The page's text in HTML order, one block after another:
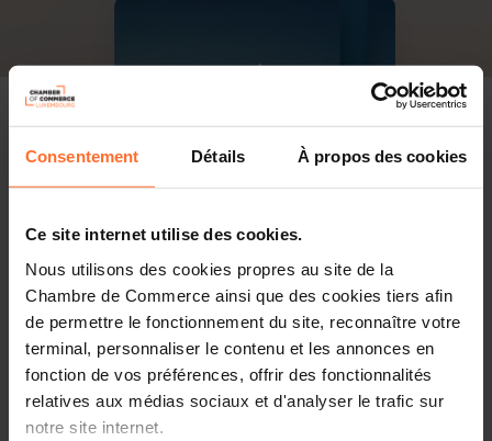
Consentement Détails À propos des cookies
Ce site internet utilise des cookies.
Nous utilisons des cookies propres au site de la
Chambre de Commerce ainsi que des cookies tiers afin
de permettre le fonctionnement du site, reconnaître votre
terminal, personnaliser le contenu et les annonces en
fonction de vos préférences, offrir des fonctionnalités
relatives aux médias sociaux et d'analyser le trafic sur
notre site internet.